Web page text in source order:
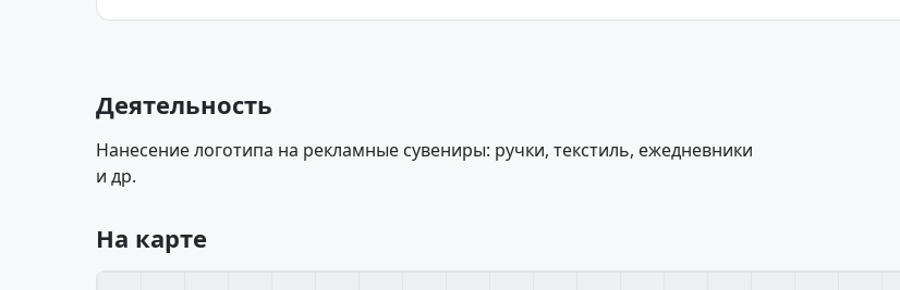
Деятельность
Нанесение логотипа на рекламные сувениры: ручки, текстиль, ежедневники
и др.
На карте